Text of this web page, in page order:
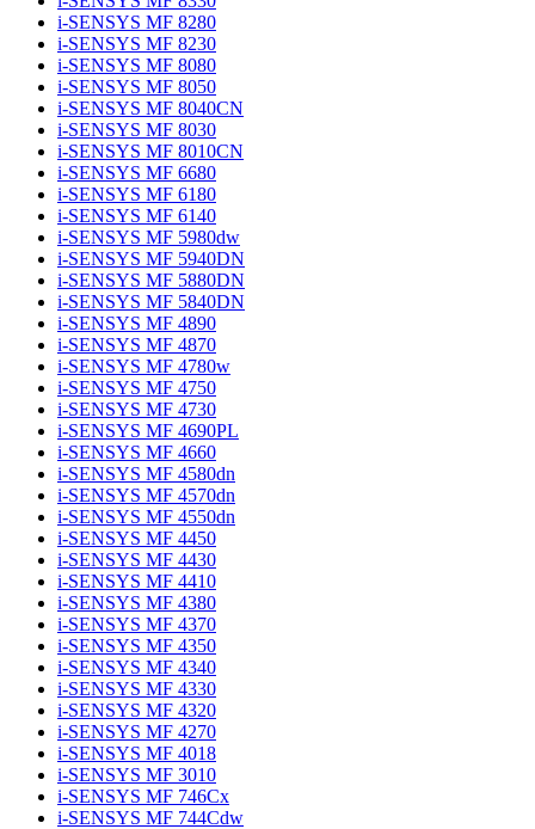
i-SENSYS MF 8280
i-SENSYS MF 8230
i-SENSYS MF 8080
i-SENSYS MF 8050
i-SENSYS MF 8040CN
i-SENSYS MF 8030
i-SENSYS MF 8010CN
i-SENSYS MF 6680
i-SENSYS MF 6180
i-SENSYS MF 6140
i-SENSYS MF 5980dw
i-SENSYS MF 5940DN
i-SENSYS MF 5880DN
i-SENSYS MF 5840DN
i-SENSYS MF 4890
i-SENSYS MF 4870
i-SENSYS MF 4780w
i-SENSYS MF 4750
i-SENSYS MF 4730
i-SENSYS MF 4690PL
i-SENSYS MF 4660
i-SENSYS MF 4580dn
i-SENSYS MF 4570dn
i-SENSYS MF 4550dn
i-SENSYS MF 4450
i-SENSYS MF 4430
i-SENSYS MF 4410
i-SENSYS MF 4380
i-SENSYS MF 4370
i-SENSYS MF 4350
i-SENSYS MF 4340
i-SENSYS MF 4330
i-SENSYS MF 4320
i-SENSYS MF 4270
i-SENSYS MF 4018
i-SENSYS MF 3010
i-SENSYS MF 746Cx
i-SENSYS MF 744Cdw